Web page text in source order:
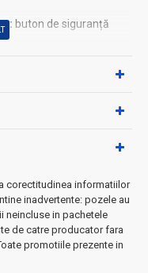
buton de siguranță
liber sau acasă.
corectitudinea informatiilor
inadvertente: pozele au
neincluse in pachetele
de catre producator fara
promotiile prezente in